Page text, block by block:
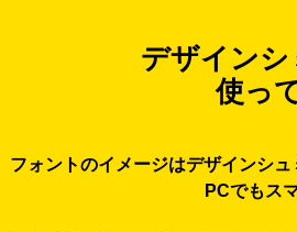
デザインシ
使っ
フォントのイメージはデザインシ
PCでもス